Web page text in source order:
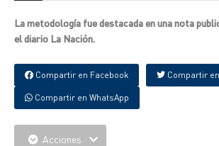
La metodología fue destacada en una nota
el diario La Nación.
Compartir en Facebook Compartir
Compartir en WhatsApp
Acciones